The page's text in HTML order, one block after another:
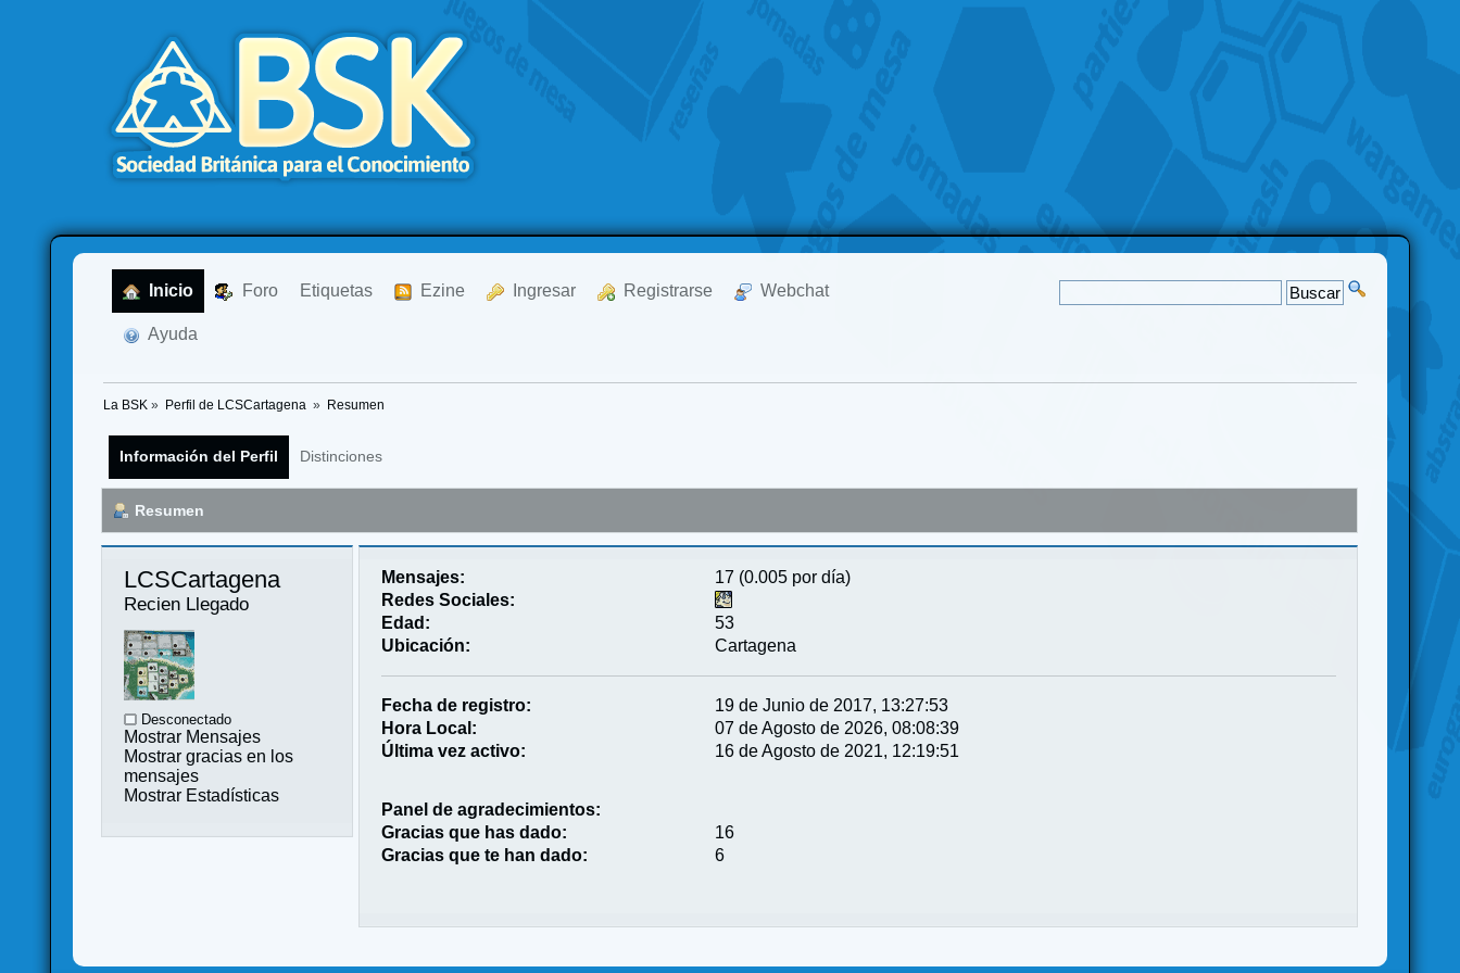
Inicio Foro Etiquetas Ezine Ingresar Registrarse Webchat
Ayuda
La BSK » Perfil de LCSCartagena » Resumen
Información del Perfil Distinciones
Resumen
LCSCartagena
Recien Llegado
Desconectado
Mostrar Mensajes
Mostrar gracias en los
mensajes
Mostrar Estadísticas
Mensajes:
17 (0.005 por día)
Redes Sociales:
Edad:
53
Ubicación:
Cartagena
Fecha de registro:
19 de Junio de 2017, 13:27:53
Hora Local:
07 de Agosto de 2026, 08:08:39
Última vez activo:
16 de Agosto de 2021, 12:19:51
Panel de agradecimientos:
Gracias que has dado:
16
Gracias que te han dado:
6